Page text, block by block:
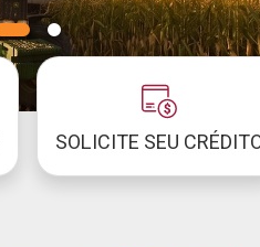
SOLICITE SEU